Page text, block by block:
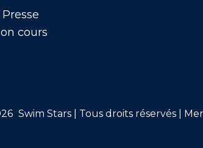
cours
Swim Stars | Tous droits réservés |